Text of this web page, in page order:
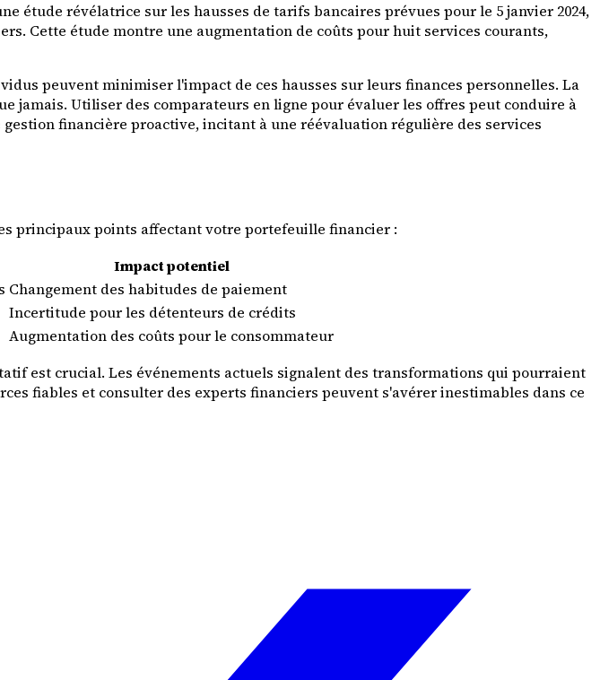
étude révélatrice sur les hausses de tarifs bancaires prévues pour le 5 janvier 2024,
Cette étude montre une augmentation de coûts pour huit services courants,
peuvent minimiser l'impact de ces hausses sur leurs finances personnelles. La
jamais. Utiliser des comparateurs en ligne pour évaluer les offres peut conduire à
financière proactive, incitant à une réévaluation régulière des services
principaux points affectant votre portefeuille financier :
Impact potentiel
Changement des habitudes de paiement
Incertitude pour les détenteurs de crédits
Augmentation des coûts pour le consommateur
est crucial. Les événements actuels signalent des transformations qui pourraient
fiables et consulter des experts financiers peuvent s'avérer inestimables dans ce